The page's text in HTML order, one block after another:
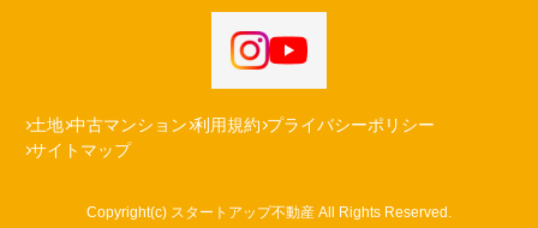
土地 中古マンション 利用規約 プライバシーポリシー
サイトマップ
Copyright(c) スタートアップ不動産 All Rights Reserved.